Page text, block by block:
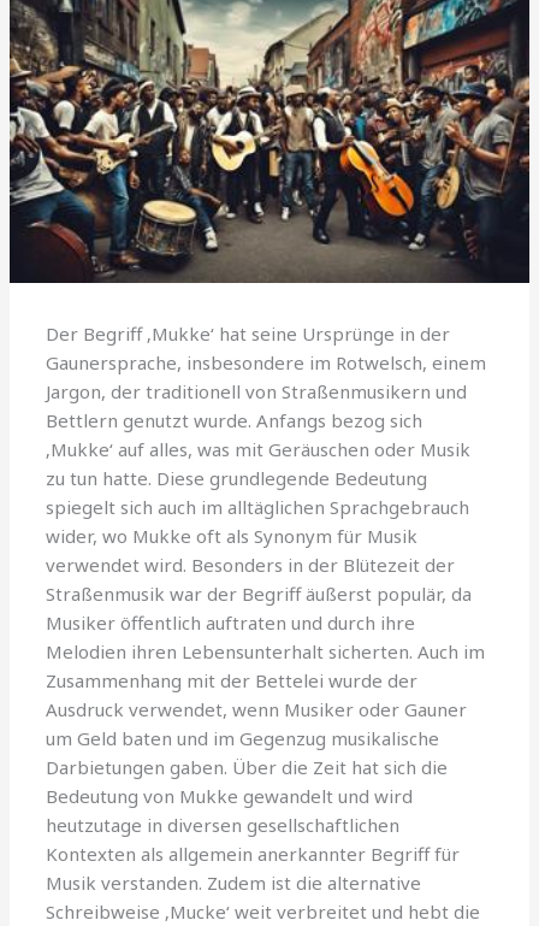
Der Begriff ‚Mukke‘ hat seine Ursprünge in der
Gaunersprache, insbesondere im Rotwelsch, einem
Jargon, der traditionell von Straßenmusikern und
Bettlern genutzt wurde. Anfangs bezog sich
‚Mukke‘ auf alles, was mit Geräuschen oder Musik
zu tun hatte. Diese grundlegende Bedeutung
spiegelt sich auch im alltäglichen Sprachgebrauch
wider, wo Mukke oft als Synonym für Musik
verwendet wird. Besonders in der Blütezeit der
Straßenmusik war der Begriff äußerst populär, da
Musiker öffentlich auftraten und durch ihre
Melodien ihren Lebensunterhalt sicherten. Auch im
Zusammenhang mit der Bettelei wurde der
Ausdruck verwendet, wenn Musiker oder Gauner
um Geld baten und im Gegenzug musikalische
Darbietungen gaben. Über die Zeit hat sich die
Bedeutung von Mukke gewandelt und wird
heutzutage in diversen gesellschaftlichen
Kontexten als allgemein anerkannter Begriff für
Musik verstanden. Zudem ist die alternative
Schreibweise ‚Mucke‘ weit verbreitet und hebt die